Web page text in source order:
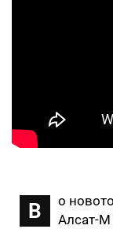
В
о
Алсат-М